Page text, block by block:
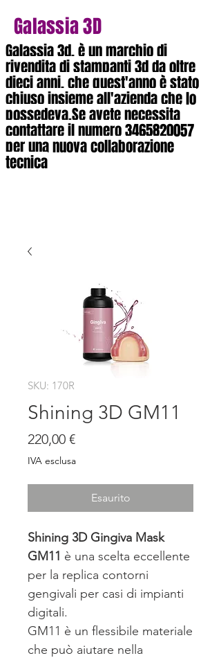
Galassia 3D
Galassia 3d, è un marchio di
rivendita di stampanti 3d da oltre
dieci anni, che quest'anno è stato
chiuso insieme all'azienda che lo
possedeva.Se avete necessita
contattare il numero3465820057
per una nuova collaborazione
tecnica
SKU: 170R
Shining 3D GM11
220,00 €Prezzo
IVA esclusa
Esaurito
Shining 3D Gingiva Mask
GM11 è una scelta eccellente
per la replica contorni
gengivali per casi di impianti
digitali.
GM11 è un flessibile materiale
che può aiutare nella